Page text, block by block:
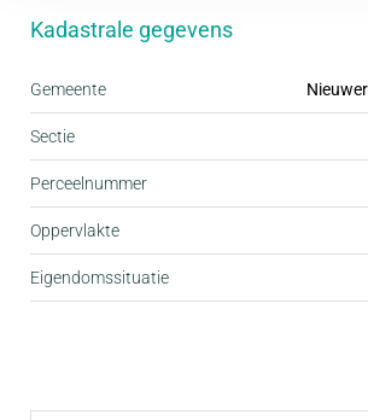
beide voorzien van een dakkapel en
achter de knieschotten. Daarnaast
aparte bergzolder aanwezig van
voor opslag.
Bijzonderheden:
- Royale woonoppervlakte
- Uitgebouwde woonkamer
- Vloerverwarming op de begane
Kadastrale gegevens
Gemeente
Sectie
Perceelnummer
Oppervlakte
Eigendomssituatie